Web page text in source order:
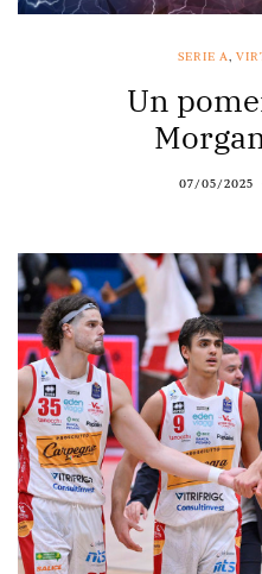
SERIE A,
Un
07/05/2025